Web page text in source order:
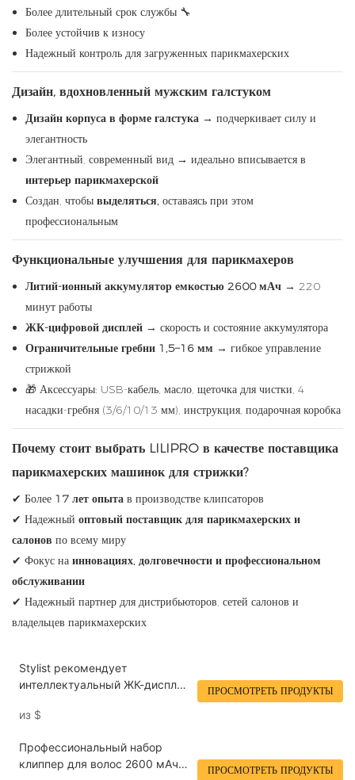
Более длительный срок службы 🔧
Более устойчив к износу
Надежный контроль для загруженных парикмахерских
Дизайн, вдохновленный мужским галстуком
Дизайн корпуса в форме галстука→ подчеркивает силу и
элегантность
Элегантный, современный вид → идеально вписывается в
интерьер парикмахерской
Создан, чтобы выделяться,оставаясь при этом
профессиональным
Функциональные улучшения для парикмахеров
Литий-ионный аккумулятор емкостью 2600 мАч→ 220
минут работы
ЖК-цифровой дисплей→ скорость и состояние аккумулятора
Ограничительные гребни 1,5–16 мм → гибкое управление
стрижкой
🎁 Аксессуары: USB-кабель, масло, щеточка для чистки, 4
насадки-гребня (3/6/10/13 мм), инструкция, подарочная коробка
Почему стоит выбрать LILIPRO в качестве поставщика
парикмахерских машинок для стрижки?
✔ Более 17 лет опыта в производстве клипсаторов
✔ Надежный оптовый поставщик для парикмахерских и
салонов по всему миру
✔ Фокус на инновациях, долговечности и профессиональном
обслуживании
✔ Надежный партнер для дистрибьюторов, сетей салонов и
владельцев парикмахерских
Stylist рекомендует
интеллектуальный ЖК-дисплей
времени и регулировка
крема для волос Lilipro l50
из $
ПРОСМОТРЕТЬ ПРОДУКТЫ
Профессиональный набор
клиппер для волос 2600 мАч
ПРОСМОТРЕТЬ ПРОДУКТЫ